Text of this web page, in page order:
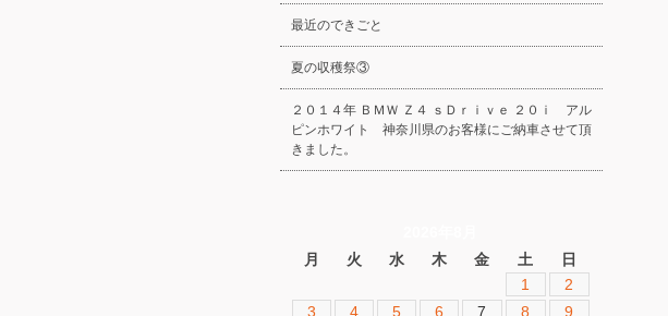
最近のできごと
夏の収穫祭③
２０１４年 ＢＭＷ Ｚ４ ｓＤｒｉｖｅ ２０ｉ アル
ピンホワイト 神奈川県のお客様にご納車させて頂
きました。
月
火 水 木 金 土
日
1
2
3
4 5 6 7 8
9